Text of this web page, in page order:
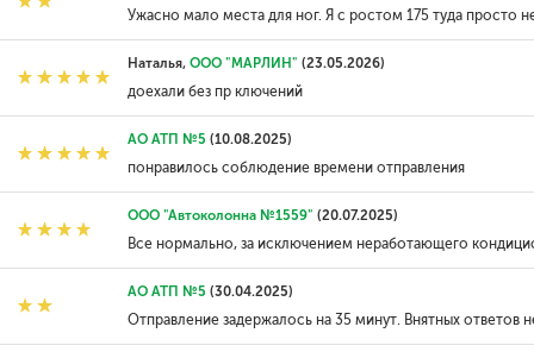
Ужасно мало места для ног. Я с ростом 175 туда просто
Наталья, ООО "МАРЛИН" (23.05.2026)
доехали без пр ключений
АО АТП №5 (10.08.2025)
понравилось соблюдение времени отправления
ООО "Автоколонна №1559" (20.07.2025)
Все нормально, за исключением неработающего
АО АТП №5 (30.04.2025)
Отправление задержалось на 35 минут. Внятных ответов